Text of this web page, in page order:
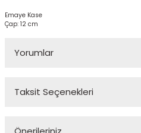
Emaye Kase
Çap: 12 cm
Yorumlar
Taksit Seçenekleri